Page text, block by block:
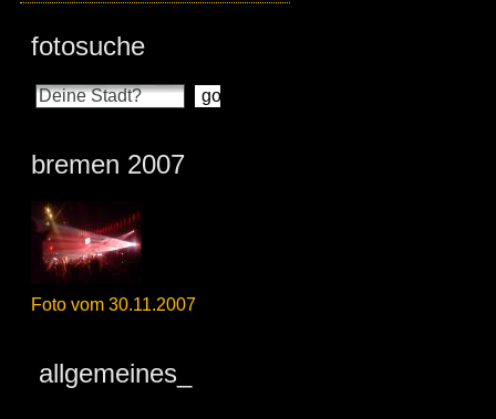
fotosuche
bremen 2007
Foto vom 30.11.2007
allgemeines_